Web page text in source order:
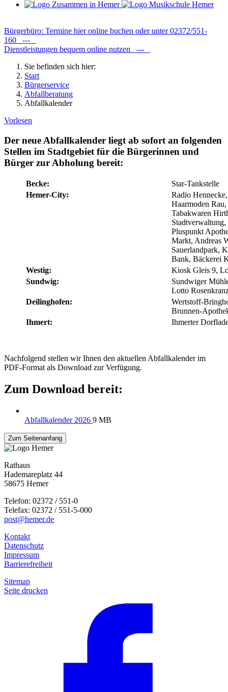
Bürgerbüro: Termine hier online buchen oder unter 02372/551-
160 ---
Dienstleistungen bequem online nutzen ---
Sie befinden sich hier:
Start
Bürgerservice
Abfallberatung
Abfallkalender
Vorlesen
Der neue Abfallkalender liegt ab sofort an folgenden
Stellen im Stadtgebiet für die Bürgerinnen und
Bürger zur Abholung bereit:
Becke:
Star-Tankstelle
Hemer-City:
Radio
Haarmoden
Tabakwaren
Pluspunkt
Markt, Andreas
Sauerlandpark,
Bank, Bäckerei
Westig:
Kiosk Gleis 9,
Sundwig:
Sundwiger
Lotto
Deilinghofen:
Wertstoff-
Brunnen-
Ihmert:
Ihmerter
Nachfolgend stellen wir Ihnen den aktuellen Abfallkalender im
PDF-Format als Download zur Verfügung.
Zum Download bereit:
Abfallkalender 2026 9 MB
Zum Seitenanfang
Rathaus
Hademareplatz 44
58675 Hemer
Telefon: 02372 / 551-0
Telefax: 02372 / 551-5-000
post@hemer.de
Kontakt
Datenschutz
Impressum
Barrierefreiheit
Sitemap
Seite drucken